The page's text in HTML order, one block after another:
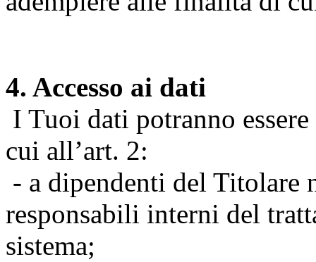
4. Accesso ai dati
I Tuoi dati potranno
cui all’art. 2:
- a dipendenti del Titolare
responsabili interni del
sistema;